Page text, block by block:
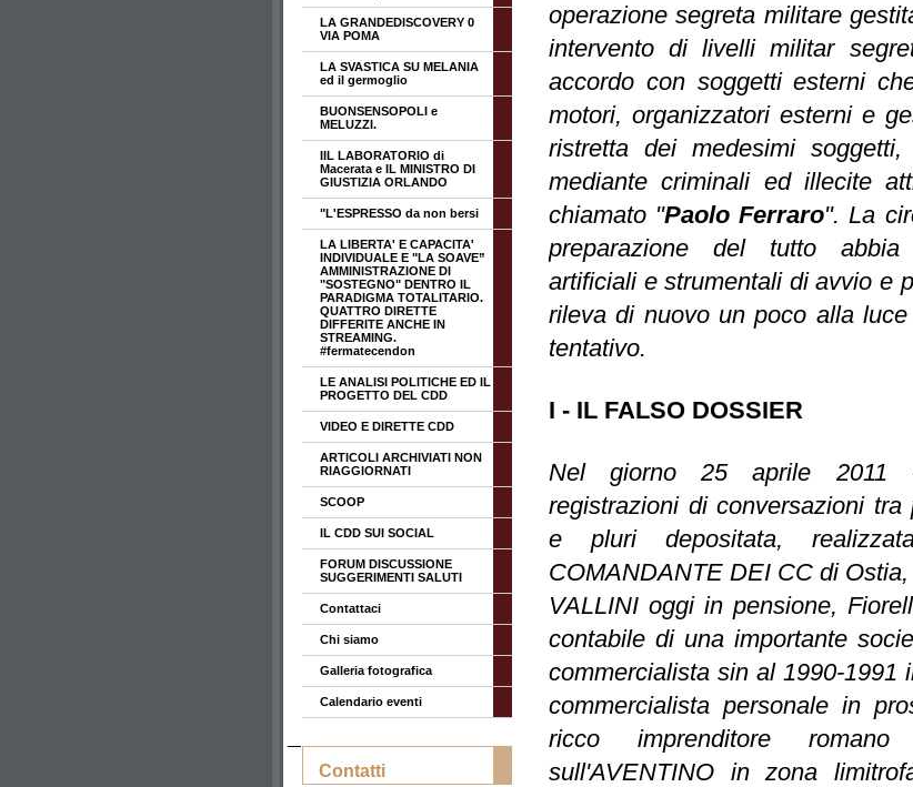
operazione segreta militare
intervento di livelli militar
accordo con soggetti esterni
motori, organizzatori esterni e
ristretta dei medesimi
mediante criminali ed illecite
chiamato "Paolo Ferraro". La
preparazione del tutto abbia
artificiali e strumentali di avvio e
rileva di nuovo un poco alla
tentativo.
I - IL FALSO DOSSIER
Nel giorno 25 aprile 2011
registrazioni di conversazioni
e pluri depositata,
COMANDANTE DEI CC di
VALLINI oggi in pensione,
contabile di una importante
commercialista sin al 1990-1991
commercialista personale in
ricco imprenditore
sull'AVENTINO in zona
LA GRANDEDISCOVERY 0
VIA POMA
LA SVASTICA SU MELANIA
ed il germoglio
BUONSENSOPOLI e
MELUZZI.
IIL LABORATORIO di
Macerata e IL MINISTRO DI
GIUSTIZIA ORLANDO
"L'ESPRESSO da non bersi
LA LIBERTA' E CAPACITA'
INDIVIDUALE E "LA SOAVE”
AMMINISTRAZIONE DI
"SOSTEGNO" DENTRO IL
PARADIGMA TOTALITARIO.
QUATTRO DIRETTE
DIFFERITE ANCHE IN
STREAMING.
#fermatecendon
LE ANALISI POLITICHE ED IL
PROGETTO DEL CDD
VIDEO E DIRETTE CDD
ARTICOLI ARCHIVIATI NON
RIAGGIORNATI
SCOOP
IL CDD SUI SOCIAL
FORUM DISCUSSIONE
SUGGERIMENTI SALUTI
Contattaci
Chi siamo
Galleria fotografica
Calendario eventi
Contatti